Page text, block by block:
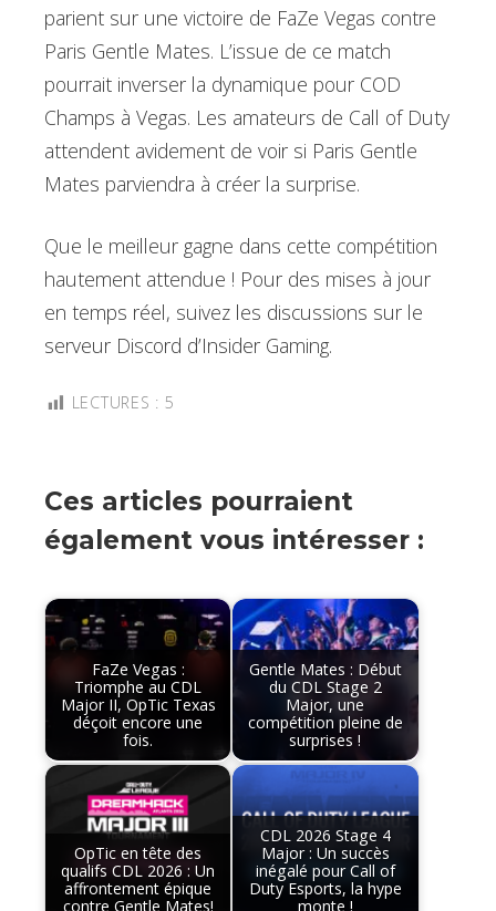
parient sur une victoire de FaZe Vegas contre
Paris Gentle Mates. L’issue de ce match
pourrait inverser la dynamique pour COD
Champs à Vegas. Les amateurs de Call of Duty
attendent avidement de voir si Paris Gentle
Mates parviendra à créer la surprise.
Que le meilleur gagne dans cette compétition
hautement attendue ! Pour des mises à jour
en temps réel, suivez les discussions sur le
serveur Discord d’Insider Gaming.
LECTURES : 5
Ces articles pourraient
également vous intéresser :
FaZe Vegas :
Triomphe au CDL
Major II, OpTic Texas
déçoit encore une
fois.
Gentle Mates : Début
du CDL Stage 2
Major, une
compétition pleine de
surprises !
OpTic en tête des
qualifs CDL 2026 : Un
affrontement épique
contre Gentle Mates!
CDL 2026 Stage 4
Major : Un succès
inégalé pour Call of
Duty Esports, la hype
monte !